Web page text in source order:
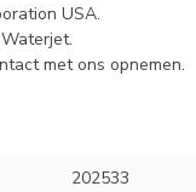
USA.
met ons opnemen.
202533